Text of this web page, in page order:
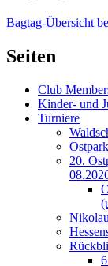
Bagtag-Übersicht
Seiten
Club
Kinder- und
Turniere
20.